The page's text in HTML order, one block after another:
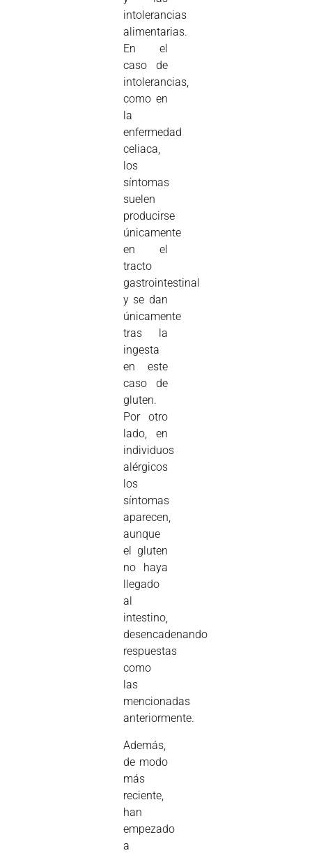
intolerancias
alimentarias.
En el
caso de
intolerancias,
como en
la
enfermedad
celiaca,
los
síntomas
suelen
producirse
únicamente
en el
tracto
gastrointestinal
y se dan
únicamente
tras la
ingesta
en este
caso de
gluten.
Por otro
lado, en
individuos
alérgicos
los
síntomas
aparecen,
aunque
el gluten
no haya
llegado
al
intestino,
desencadenando
respuestas
como
las
mencionadas
anteriormente.
Además,
de modo
más
reciente,
han
empezado
a